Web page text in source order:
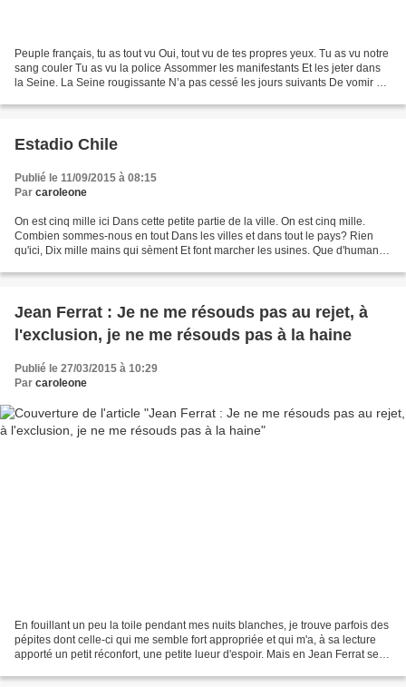
Peuple français, tu as tout vu Oui, tout vu de tes propres yeux. Tu as vu notre
sang couler Tu as vu la police Assommer les manifestants Et les jeter dans
la Seine. La Seine rougissante N’a pas cessé les jours suivants De vomir à
Estadio Chile
Publié le 11/09/2015 à 08:15
Par caroleone
On est cinq mille ici Dans cette petite partie de la ville. On est cinq mille.
Combien sommes-nous en tout Dans les villes et dans tout le pays? Rien
qu'ici, Dix mille mains qui sèment Et font marcher les usines. Que d'humanité
Jean Ferrat : Je ne me résouds pas au rejet, à
l'exclusion, je ne me résouds pas à la haine
Publié le 27/03/2015 à 10:29
Par caroleone
En fouillant un peu la toile pendant mes nuits blanches, je trouve parfois des
pépites dont celle-ci qui me semble fort appropriée et qui m'a, à sa lecture
apporté un petit réconfort, une petite lueur d'espoir. Mais en Jean Ferrat se